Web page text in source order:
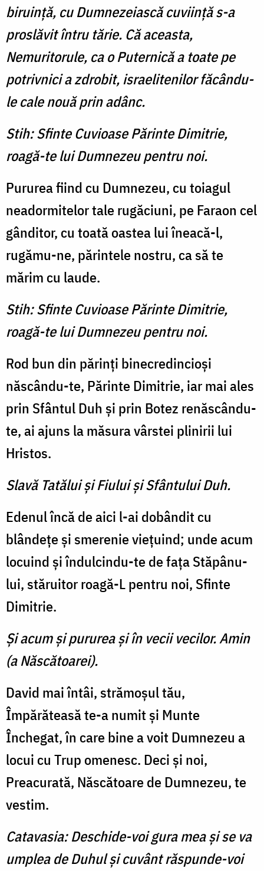
biruinţă, cu Dumnezeiască cuviinţă s-a
proslăvit întru tărie. Că aceasta,
Nemuritorule, ca o Puternică a toate pe
potrivnici a zdrobit, israelitenilor făcându-
le cale nouă prin adânc.
Stih: Sfinte Cuvioase Părinte Dimitrie,
roagă-te lui Dumnezeu pentru noi.
Pururea fiind cu Dum­nezeu, cu toiagul
neador­mitelor tale rugăciuni, pe Faraon cel
gânditor, cu toată oas­tea lui îneacă-l,
rugămu-ne, pă­rintele nostru, ca să te
mărim cu laude.
Stih: Sfinte Cuvioase Părinte Dimitrie,
roagă-te lui Dumnezeu pentru noi.
Rod bun din părinţi binecredincioşi
născându-te, Părinte Dimitrie, iar mai ales
prin Sfântul Duh şi prin Botez renăscându-
te, ai ajuns la mă­sura vârstei plinirii lui
Hristos.
Slavă Tatălui şi Fiului şi Sfântului Duh.
Edenul încă de aici l-ai do­bândit cu
blândeţe şi smerenie vieţuind; unde acum
locuind şi îndulcindu-te de faţa Stăpânu­
lui, stăruitor roagă-L pentru noi, Sfinte
Dimitrie.
Şi acum şi pururea şi în vecii vecilor. Amin
(a Născătoarei).
David mai întâi, strămoşul tău,
Împărăteasă te-a numit şi Munte
Închegat, în care bine a voit Dumnezeu a
locui cu Trup omenesc. Deci şi noi,
Preacurată, Născătoare de Dumnezeu, te
vestim.
Catavasia: Deschide-voi gura mea şi se va
umplea de Duhul şi cuvânt răspunde-voi